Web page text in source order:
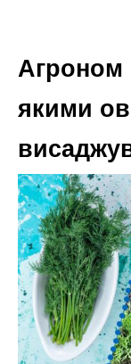
Агроном
якими